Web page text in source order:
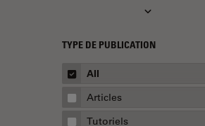
Contrôle de la qualité
Automobile et aérospatial
Biologie cellulaire
TYPE DE PUBLICATION
All
Articles
Tutoriels